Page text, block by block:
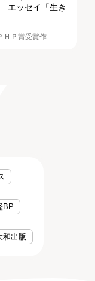
エッセイ「生き
ＨＰ賞受賞作
BP
和出版